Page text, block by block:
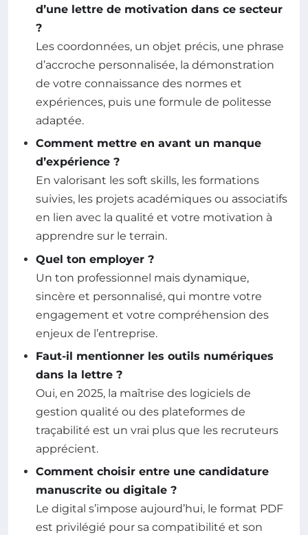
d’une lettre de motivation dans ce secteur
?
Les coordonnées, un objet précis, une phrase
d’accroche personnalisée, la démonstration
de votre connaissance des normes et
expériences, puis une formule de politesse
adaptée.
Comment mettre en avant un manque
d’expérience ?
En valorisant les soft skills, les formations
suivies, les projets académiques ou associatifs
en lien avec la qualité et votre motivation à
apprendre sur le terrain.
Quel ton employer ?
Un ton professionnel mais dynamique,
sincère et personnalisé, qui montre votre
engagement et votre compréhension des
enjeux de l’entreprise.
Faut-il mentionner les outils numériques
dans la lettre ?
Oui, en 2025, la maîtrise des logiciels de
gestion qualité ou des plateformes de
traçabilité est un vrai plus que les recruteurs
apprécient.
Comment choisir entre une candidature
manuscrite ou digitale ?
Le digital s’impose aujourd’hui, le format PDF
est privilégié pour sa compatibilité et son